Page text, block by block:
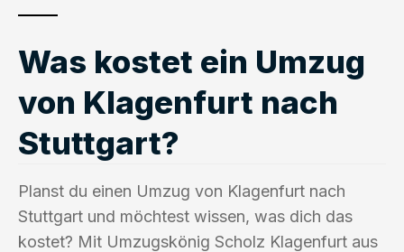
Was kostet ein Umzug
von Klagenfurt nach
Stuttgart?
Planst du einen Umzug von Klagenfurt nach
Stuttgart und möchtest wissen, was dich das
kostet? Mit Umzugskönig Scholz Klagenfurt aus